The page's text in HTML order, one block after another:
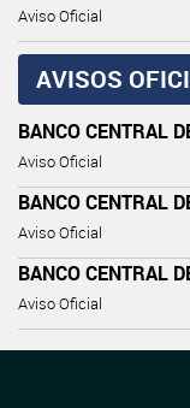
Aviso Oficial
AVISOS
BANCO CENTRAL
Aviso Oficial
BANCO CENTRAL
Aviso Oficial
BANCO CENTRAL
Aviso Oficial